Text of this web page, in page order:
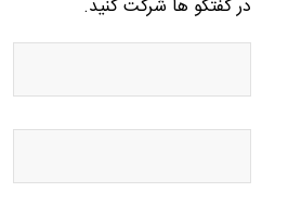
در گفتگو ها شرکت کنید.